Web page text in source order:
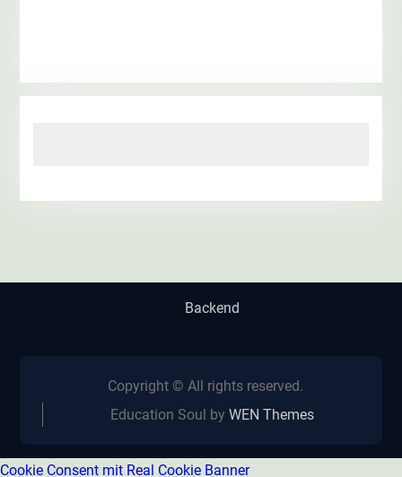
Backend
Copyright © All rights reserved.
Education Soul byWEN Themes
Cookie Consent mit Real Cookie Banner